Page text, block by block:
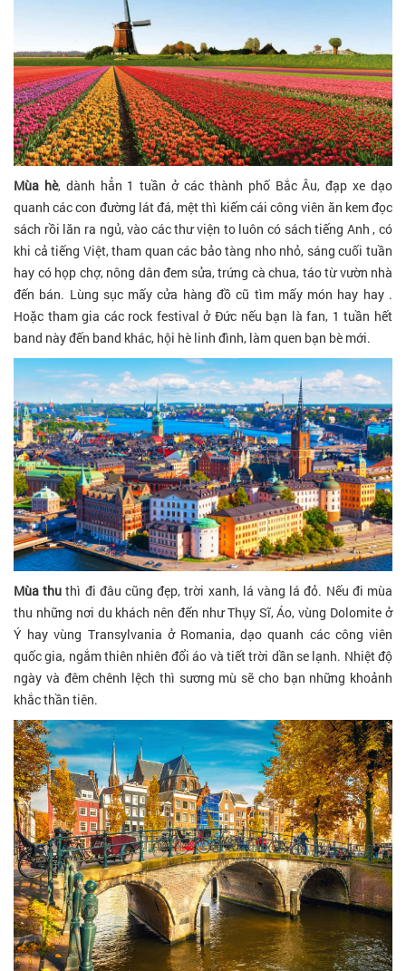
Mùa hè, dành hẳn 1 tuần ở các thành phố Bắc Âu, đạp xe dạo
quanh các con đường lát đá, mệt thì kiếm cái công viên ăn kem đọc
sách rồi lăn ra ngủ, vào các thư viện to luôn có sách tiếng Anh , có
khi cả tiếng Việt, tham quan các bảo tàng nho nhỏ, sáng cuối tuần
hay có họp chợ, nông dân đem sửa, trứng cà chua, táo từ vườn nhà
đến bán. Lùng sục mấy cửa hàng đồ cũ tìm mấy món hay hay .
Hoặc tham gia các rock festival ở Đức nếu bạn là fan, 1 tuần hết
band này đến band khác, hội hè linh đình, làm quen bạn bè mới.
Mùa thu thì đi đâu cũng đẹp, trời xanh, lá vàng lá đỏ. Nếu đi mùa
thu những nơi du khách nên đến như Thụy Sĩ, Áo, vùng Dolomite ở
Ý hay vùng Transylvania ở Romania, dạo quanh các công viên
quốc gia, ngắm thiên nhiên đổi áo và tiết trời dần se lạnh. Nhiệt độ
ngày và đêm chênh lệch thì sương mù sẽ cho bạn những khoảnh
khắc thần tiên.